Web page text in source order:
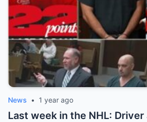
News • 1 year ago
Last week in the NHL: